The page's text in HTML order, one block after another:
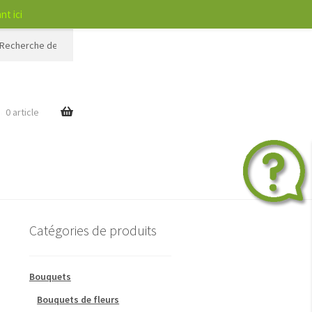
0 article
Catégories de produits
Bouquets
Bouquets de fleurs
ici